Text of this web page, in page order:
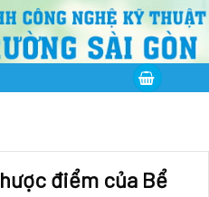
điểm của Bể